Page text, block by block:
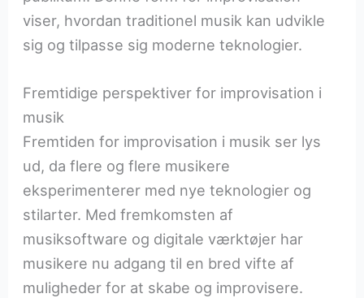
viser, hvordan traditionel musik kan udvikle
sig og tilpasse sig moderne teknologier.
Fremtidige perspektiver for improvisation i
musik
Fremtiden for improvisation i musik ser lys
ud, da flere og flere musikere
eksperimenterer med nye teknologier og
stilarter. Med fremkomsten af
musiksoftware og digitale værktøjer har
musikere nu adgang til en bred vifte af
muligheder for at skabe og improvisere.